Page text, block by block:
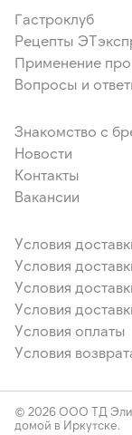
Гастроклуб
Рецепты
Применение
Вопросы и
Знакомство с
Новости
Контакты
Вакансии
Условия
Условия
Условия
Условия
Условия оплаты
Условия
© 2026 ООО ТД Элит
домой в Иркутске.